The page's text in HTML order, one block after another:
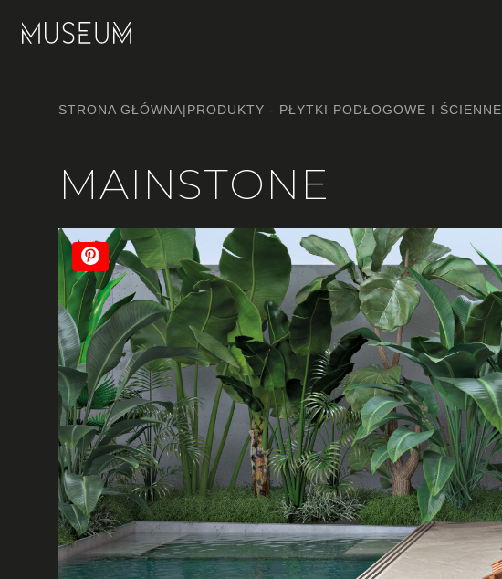
STRONA GŁÓWNA|PRODUKTY - PŁYTKI PODŁOGOWE I ŚCIENNE
MAINSTONE